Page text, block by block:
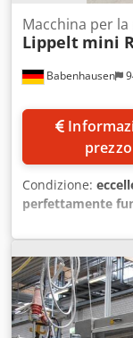
Babenhausen
Macchina per
Lippelt mini
prezzo
Condizione:
perfettamente
lunghezza totale:
Certificato DGUV
ingresso:trifase,
anno dell'ultima
produzione di